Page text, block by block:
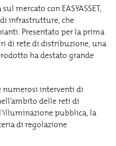
mercato con EASYASSET,
infrastrutture, che
Presentato per la prima
di rete di distribuzione, una
ha destato grande
numerosi interventi di
delle reti di
pubblica, la
di regolazione